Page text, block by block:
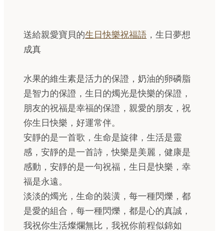
送給親愛寶貝的生日快樂祝福語 ，生日夢想
成真
水果的維生素是活力的保證，奶油的卵磷脂
是智力的保證，生日的燭光是快樂的保證，
朋友的祝福是幸福的保證，親愛的朋友，祝
你生日快樂，好運常伴。
安靜的是一首歌，生命是旋律，生活是靈
感，安靜的是一首詩，快樂是美麗，健康是
感動，安靜的是一句祝福，生日是快樂，幸
福是永遠。
淡淡的燭光，生命的裝潢，每一種閃爍，都
是愛的組合，每一種閃爍，都是心的真誠，
我祝你生活燦爛無比，我祝你前程似錦如